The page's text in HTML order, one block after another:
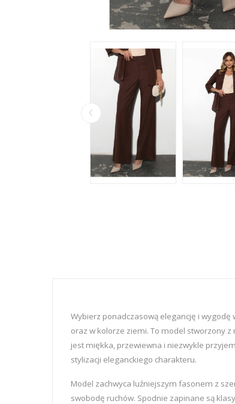
Wybierz ponadczasową elegancję i
oraz w kolorze ziemi. To model stworzony
jest miękka, przewiewna i niezwykle
stylizacji eleganckiego charakteru.
Model zachwyca luźniejszym fasonem z
swobodę ruchów. Spodnie zapinane są